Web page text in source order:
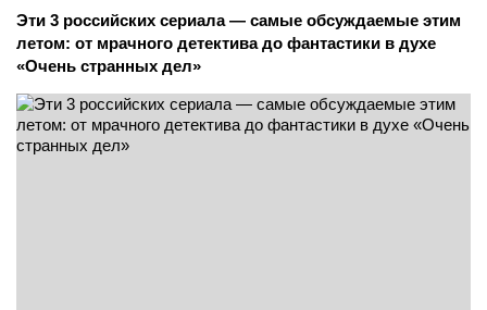
Эти 3 российских сериала — самые обсуждаемые этим
летом: от мрачного детектива до фантастики в духе
«Очень странных дел»